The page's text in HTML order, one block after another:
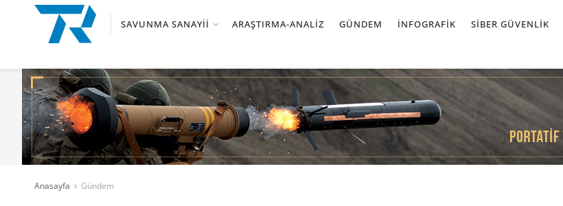
SAVUNMA SANAYII ARAŞTIRMA-ANALIZ GÜNDEM İNFOGRAFIK SIBER GÜVENLIK
Anasayfa Gündem